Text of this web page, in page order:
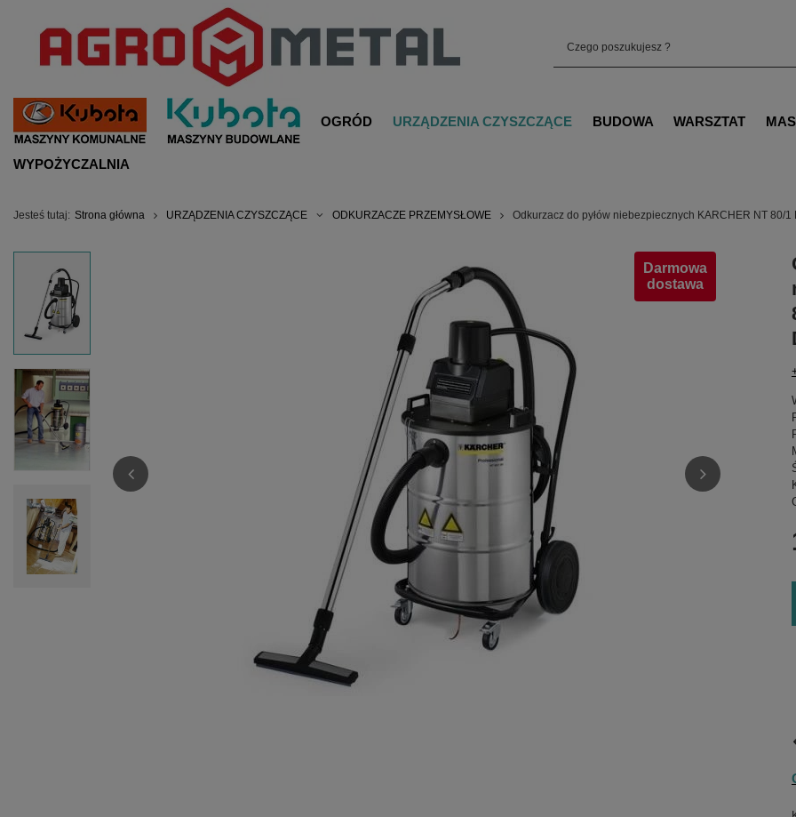
OGRÓD URZĄDZENIA CZYSZCZĄCE BUDOWA WARSZTAT
WYPOŻYCZALNIA
Jesteś tutaj: Strona główna URZĄDZENIA CZYSZCZĄCE ODKURZACZE PRZEMYSŁOWE Odkurzacz do pyłów niebezpiecznych KARCHER NT 80/1
Darmowa
dostawa